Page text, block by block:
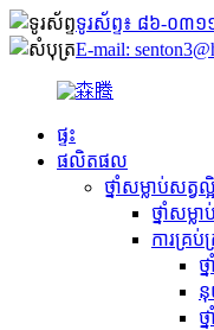
ទូរស័ព្ទ៖ ៨៦-០៣
E-mail:
ផ្ទះ
ផលិតផល
ថ្នាំសម្លាប់សត្វល្
ថ្នាំសម្ល
ការគ្រប់
ថ្
ថ្